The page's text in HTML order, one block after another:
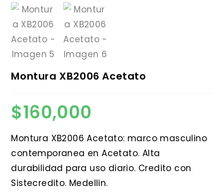
Montura XB2006 Acetato
$160,000
Montura XB2006 Acetato: marco masculino
contemporanea en Acetato. Alta
durabilidad para uso diario. Credito con
Sistecredito. Medellin.